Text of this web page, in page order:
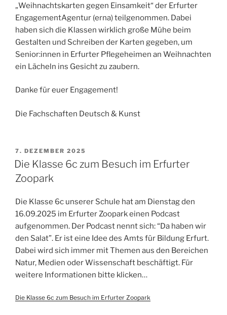
„Weihnachtskarten gegen Einsamkeit“ der Erfurter
EngagementAgentur (erna) teilgenommen. Dabei
haben sich die Klassen wirklich große Mühe beim
Gestalten und Schreiben der Karten gegeben, um
Senior:innen in Erfurter Pflegeheimen an Weihnachten
ein Lächeln ins Gesicht zu zaubern.
Danke für euer Engagement!
Die Fachschaften Deutsch & Kunst
VERÖFFENTLICHT
AM
7. DEZEMBER 2025
Die Klasse 6c zum Besuch im Erfurter
Zoopark
Die Klasse 6c unserer Schule hat am Dienstag den
16.09.2025 im Erfurter Zoopark einen Podcast
aufgenommen. Der Podcast nennt sich: “Da haben wir
den Salat”. Er ist eine Idee des Amts für Bildung Erfurt.
Dabei wird sich immer mit Themen aus den Bereichen
Natur, Medien oder Wissenschaft beschäftigt. Für
weitere Informationen bitte klicken…
Die Klasse 6c zum Besuch im Erfurter Zoopark